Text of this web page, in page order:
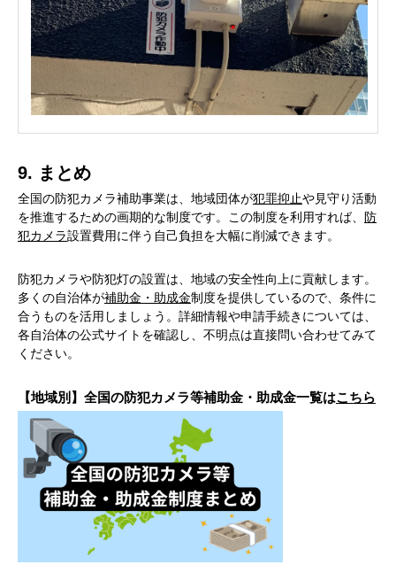
9. まとめ
全国の防犯カメラ補助事業は、地域団体が犯罪抑止や見守り活動
を推進するための画期的な制度です。この制度を利用すれば、 防
犯カメラ設置費用に伴う自己負担を大幅に削減できます。
防犯カメラや防犯灯の設置は、地域の安全性向上に貢献します。
多くの自治体が補助金・助成金制度を提供しているので、条件に
合うものを活用しましょう。詳細情報や申請手続きについては、
各自治体の公式サイトを確認し、不明点は直接問い合わせてみて
ください。
【地域別】全国の防犯カメラ等補助金・助成金一覧はこちら